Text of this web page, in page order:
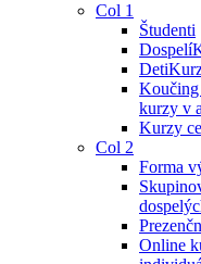
Col 1
Študenti
Dospelí
Deti
kurzy v
Kurzy
Col 2
Forma
Online